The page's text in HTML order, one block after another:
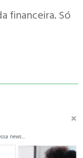
financeira. Só
news...